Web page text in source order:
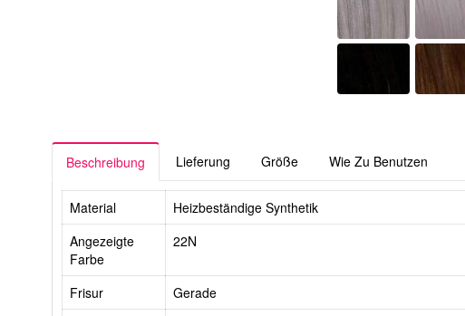
Beschreibung Lieferung Größe Wie Zu Benutzen
Material
Heizbeständige Synthetik
Angezeigte
Farbe
22N
Frisur
Gerade